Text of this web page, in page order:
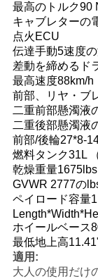
引
用
を
要
求
し
な
さ
い
最高のトルク90
キャブレターの
点火ECU
伝達手動5速度
差動を締めるド
最高速度88km/h
前部、リヤ・ブ
二重前部懸濁液
二重後部懸濁液
前部/後輪27*8-
燃料タンク31L
乾燥重量1675lbs
GVWR 2777の
ペイロード容量
ホイールベース
最低地上高
適用:
大人の使用だけ